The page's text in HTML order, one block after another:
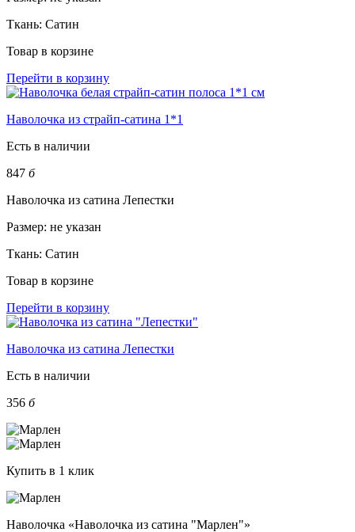
Ткань: Сатин
Товар в корзине
Перейти в корзину
Наволочка из страйп-сатина 1*1
Есть в наличии
847 б
Наволочка из сатина Лепестки
Размер: не указан
Ткань: Сатин
Товар в корзине
Перейти в корзину
Наволочка из сатина Лепестки
Есть в наличии
356 б
Купить в 1 клик
Наволочка «Наволочка из сатина "Марлен"»